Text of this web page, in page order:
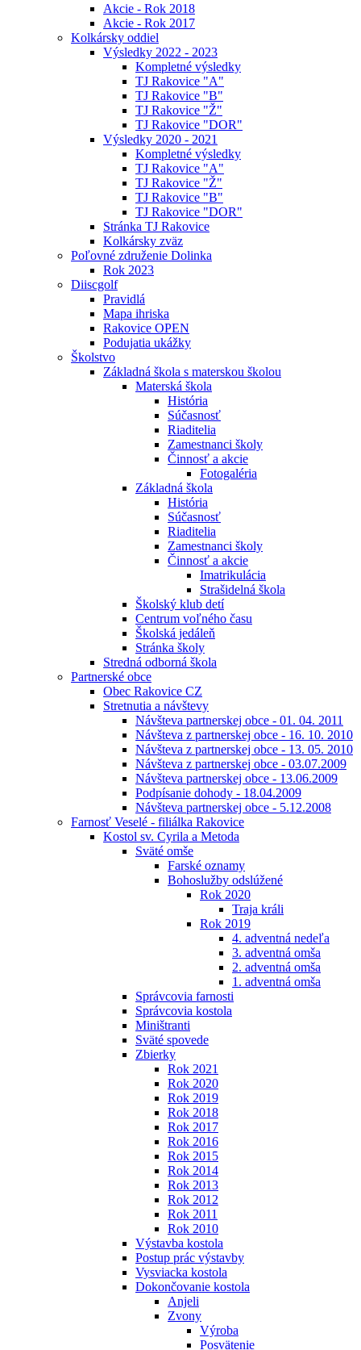
Akcie - Rok 2018
Akcie - Rok 2017
Kolkársky oddiel
Výsledky 2022 - 2023
Kompletné výsledky
TJ Rakovice "A"
TJ Rakovice "B"
TJ Rakovice "Ž"
TJ Rakovice "DOR"
Výsledky 2020 - 2021
Kompletné výsledky
TJ Rakovice "A"
TJ Rakovice "Ž"
TJ Rakovice "B"
TJ Rakovice "DOR"
Stránka TJ Rakovice
Kolkársky zväz
Poľovné združenie Dolinka
Rok 2023
Diiscgolf
Pravidlá
Mapa ihriska
Rakovice OPEN
Podujatia ukážky
Školstvo
Základná škola s materskou školou
Materská škola
História
Súčasnosť
Riaditelia
Zamestnanci školy
Činnosť a akcie
Fotogaléria
Základná škola
História
Súčasnosť
Riaditelia
Zamestnanci školy
Činnosť a akcie
Imatrikulácia
Strašidelná škola
Školský klub detí
Centrum voľného času
Školská jedáleň
Stránka školy
Stredná odborná škola
Partnerské obce
Obec Rakovice CZ
Stretnutia a návštevy
Návšteva partnerskej obce - 01. 04. 2011
Návšteva z partnerskej obce - 16. 10. 2010
Návšteva z partnerskej obce - 13. 05. 2010
Návšteva z partnerskej obce - 03.07.2009
Návšteva partnerskej obce - 13.06.2009
Podpísanie dohody - 18.04.2009
Návšteva partnerskej obce - 5.12.2008
Farnosť Veselé - filiálka Rakovice
Kostol sv. Cyrila a Metoda
Sväté omše
Farské oznamy
Bohoslužby odslúžené
Rok 2020
Traja králi
Rok 2019
4. adventná nedeľa
3. adventná omša
2. adventná omša
1. adventná omša
Správcovia farnosti
Správcovia kostola
Miništranti
Sväté spovede
Zbierky
Rok 2021
Rok 2020
Rok 2019
Rok 2018
Rok 2017
Rok 2016
Rok 2015
Rok 2014
Rok 2013
Rok 2012
Rok 2011
Rok 2010
Výstavba kostola
Postup prác výstavby
Vysviacka kostola
Dokončovanie kostola
Anjeli
Zvony
Výroba
Posvätenie